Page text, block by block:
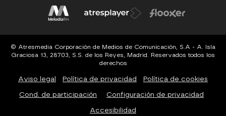
© Atresmedia Corporación de Medios de Comunicación, S.A - A. Isla
Graciosa 13, 28703, S.S. de los Reyes, Madrid. Reservados todos los
derechos
Aviso legal Política de privacidad Política de cookies
Cond. de participación Configuración de privacidad
Accesibilidad